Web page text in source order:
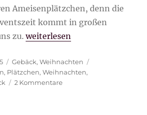
Ameisenplätzchen, denn die
kommt in großen
zu.„Ameisenplätzchen“
weiterlesen
Kategorien
Gebäck,Weihnachten
, Plätzchen,Weihnachten,
2 Kommentarezu